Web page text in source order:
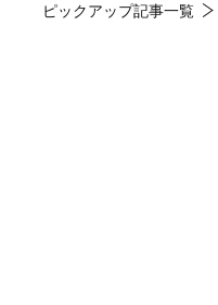
ピックアップ記事一覧